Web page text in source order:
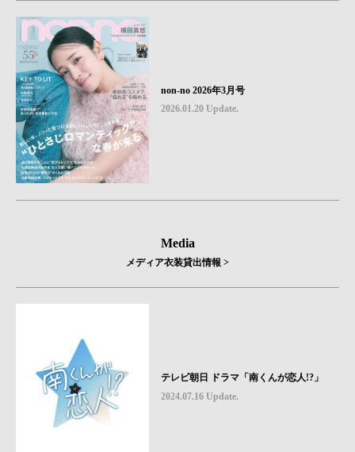
non-no 2026年3月号
2026.01.20 Update.
Media
メディア衣装貸出情報 >
テレビ朝日 ドラマ「南くんが恋人!?」
2024.07.16 Update.